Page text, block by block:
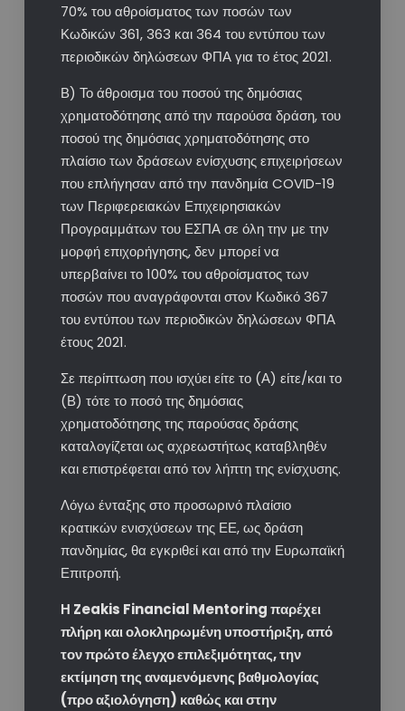
70% του αθροίσματος των ποσών των
Κωδικών 361, 363 και 364 του εντύπου των
περιοδικών δηλώσεων ΦΠΑ για το έτος 2021.
Β) Το άθροισμα του ποσού της δημόσιας
χρηματοδότησης από την παρούσα δράση, του
ποσού της δημόσιας χρηματοδότησης στο
πλαίσιο των δράσεων ενίσχυσης επιχειρήσεων
που επλήγησαν από την πανδημία COVID-19
των Περιφερειακών Επιχειρησιακών
Προγραμμάτων του ΕΣΠΑ σε όλη την με την
μορφή επιχορήγησης, δεν μπορεί να
υπερβαίνει το 100% του αθροίσματος των
ποσών που αναγράφονται στον Κωδικό 367
του εντύπου των περιοδικών δηλώσεων ΦΠΑ
έτους 2021.
Σε περίπτωση που ισχύει είτε το (Α) είτε/και το
(Β) τότε το ποσό της δημόσιας
χρηματοδότησης της παρούσας δράσης
καταλογίζεται ως αχρεωστήτως καταβληθέν
και επιστρέφεται από τον λήπτη της ενίσχυσης.
Λόγω ένταξης στο προσωρινό πλαίσιο
κρατικών ενισχύσεων της ΕΕ, ως δράση
πανδημίας, θα εγκριθεί και από την Ευρωπαϊκή
Επιτροπή.
Η Zeakis Financial Mentoring παρέχει
πλήρη και ολοκληρωμένη υποστήριξη, από
τον πρώτο έλεγχο επιλεξιμότητας, την
εκτίμηση της αναμενόμενης βαθμολογίας
(προ αξιολόγηση) καθώς και στην